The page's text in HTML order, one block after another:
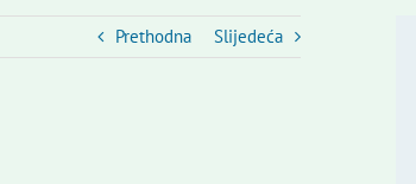
Prethodna Slijedeća